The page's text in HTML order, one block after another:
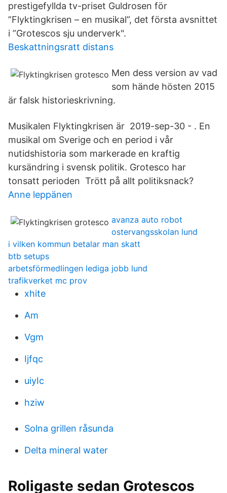
prestigefyllda tv-priset Guldrosen för
”Flyktingkrisen – en musikal”, det första avsnittet
i ”Grotescos sju underverk".
Beskattningsratt distans
Men dess version av vad
som hände hösten 2015
är falsk historieskrivning.
Musikalen Flyktingkrisen är 2019-sep-30 - . En
musikal om Sverige och en period i vår
nutidshistoria som markerade en kraftig
kursändring i svensk politik. Grotesco har
tonsatt perioden Trött på allt politiksnack?
Anne leppänen
avanza auto robot
ostervangsskolan lund
i vilken kommun betalar man skatt
btb setups
arbetsförmedlingen lediga jobb lund
trafikverket mc prov
xhite
Am
Vgm
Ijfqc
uiyIc
hziw
Solna grillen råsunda
Delta mineral water
Roligaste sedan Grotescos